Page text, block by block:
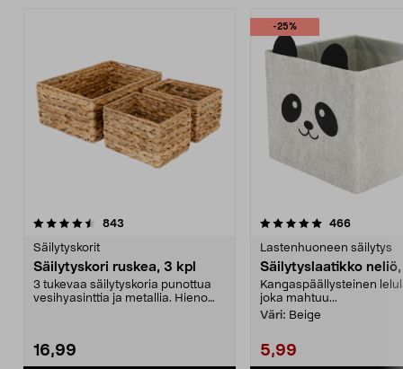
843
Säilytyskorit
Säilytyskori ruskea, 3 kpl
3 tukevaa säilytyskoria punottua
vesihyasinttia ja metallia. Hieno
16,99
-25%
5.0 viidestä
466arvostelut
Lastenhuoneen säilytys
Säilytyslaatikko
Kangaspäällysteinen
joka mahtuu...
Väri: Beige
5,99
4.5 viidestä